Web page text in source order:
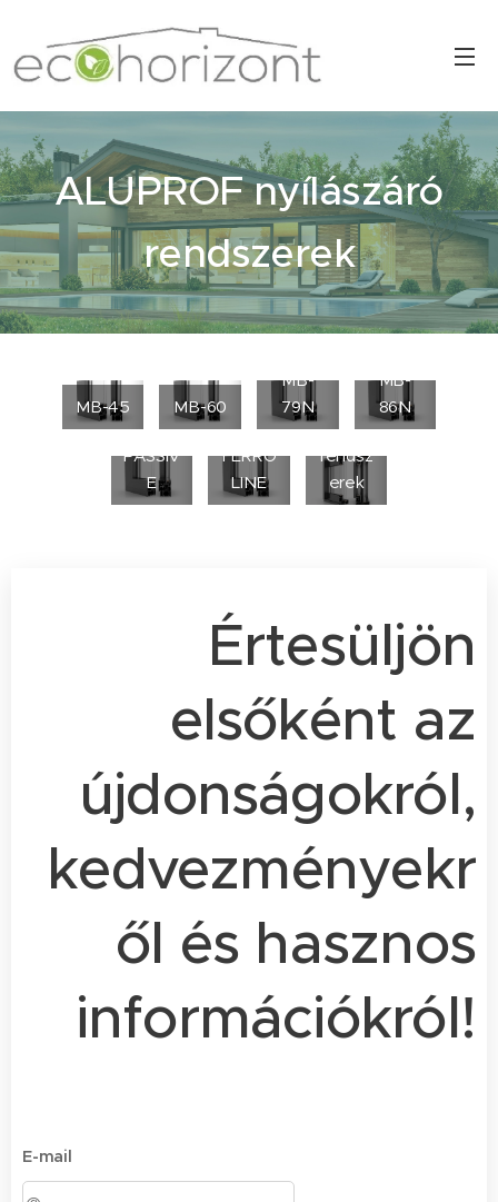
ALUPROF nyílászáró
rendszerek
MB-45 MB-60
MB-
79N
MB-
86N
104
PASSIV
E
MB-
FERRO
LINE
rendsz
erek
Értesüljön
elsőként az
újdonságokról,
kedvezményekr
ől és hasznos
információkról!
E-mail